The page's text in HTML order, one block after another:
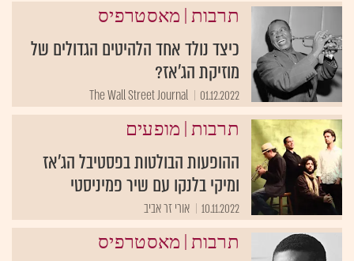
תרבות | מאסטרפיס
כיצד נולד אחד הלהיטים הגדולים של
מוזיקת הג'אז?
01.12.2022
The Wall Street Journal
תרבות | מופעים
ההופעות הבולטות בפסטיבל הג'אז
ומיקי בלנקו עם שיר פמיניסטי
10.11.2022 אורי זר אביב
תרבות | מאסטרפיס